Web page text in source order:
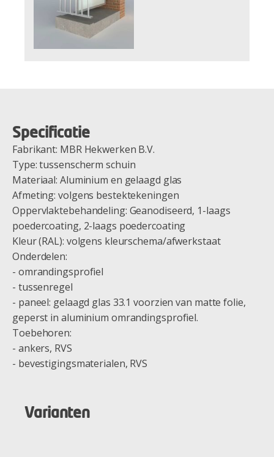
Specificatie
Fabrikant: MBR Hekwerken B.V.
Type: tussenscherm schuin
Materiaal: Aluminium en gelaagd glas
Afmeting: volgens bestektekeningen
Oppervlaktebehandeling: Geanodiseerd, 1-laags
poedercoating, 2-laags poedercoating
Kleur (RAL): volgens kleurschema/afwerkstaat
Onderdelen:
- omrandingsprofiel
- tussenregel
- paneel: gelaagd glas 33.1 voorzien van matte folie,
geperst in aluminium omrandingsprofiel.
Toebehoren:
- ankers, RVS
- bevestigingsmaterialen, RVS
Varianten